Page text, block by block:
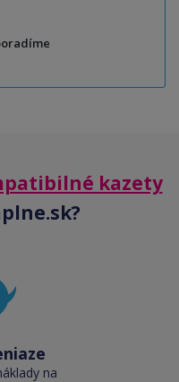
kazety
na